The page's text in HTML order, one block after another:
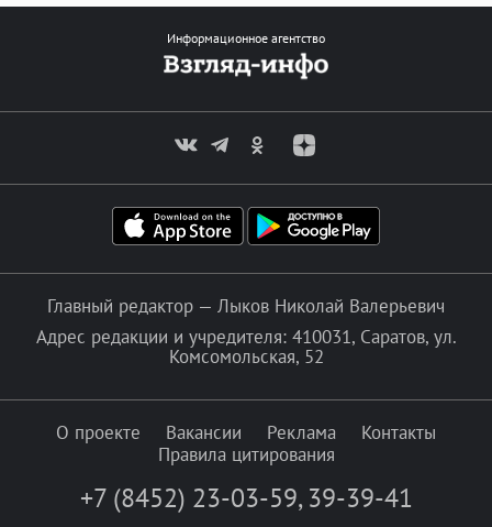
Информационное агентство
Главный редактор — Лыков Николай Валерьевич
Адрес редакции и учредителя: 410031, Саратов, ул.
Комсомольская, 52
О проекте Вакансии Реклама
Контакты
Правила цитирования
+7 (8452) 23-03-59, 39-39-41